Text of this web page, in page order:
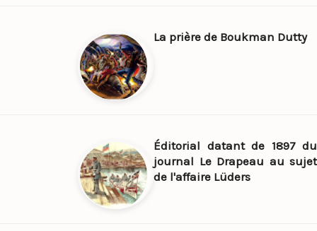
La prière de Boukman Dutty
Éditorial datant de 1897 du
journal Le Drapeau au sujet
de l'affaire Lüders